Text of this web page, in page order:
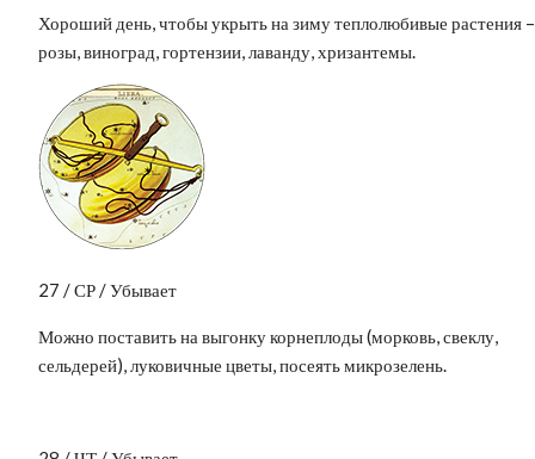
Хороший день, чтобы укрыть на зиму теплолюбивые растения –
розы, виноград, гортензии, лаванду, хризантемы.
27 / СР / Убывает
Можно поставить на выгонку корнеплоды (морковь, свеклу,
сельдерей), луковичные цветы, посеять микрозелень.